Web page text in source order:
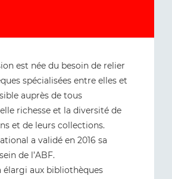
est née du besoin de relier
spécialisées entre elles et
auprès de tous
richesse et la diversité de
et de leurs collections.
a validé en 2016 sa
de l’ABF.
élargi aux bibliothèques